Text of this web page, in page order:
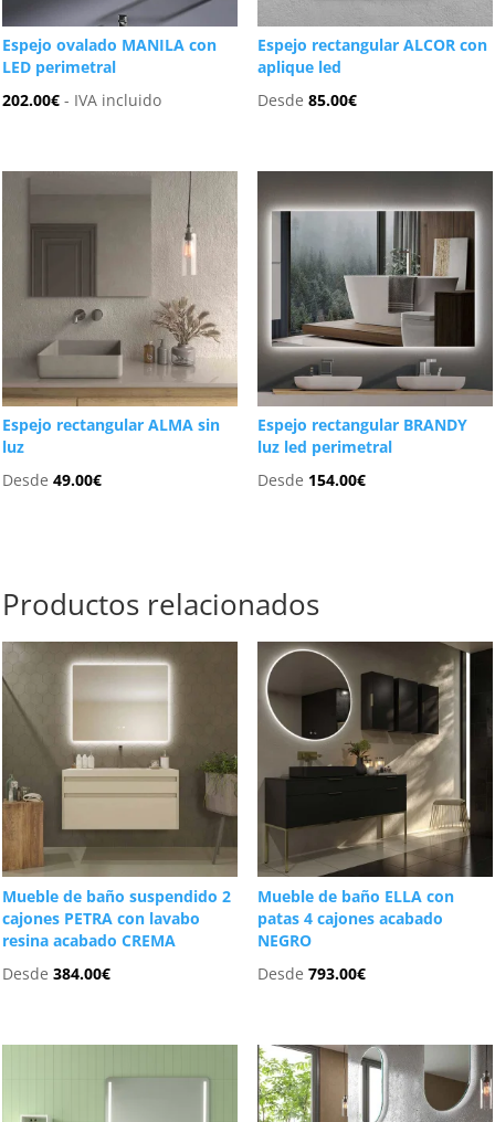
Espejo ovalado MANILA con
LED perimetral
202.00€ - IVA incluido
Espejo rectangular ALCOR con
aplique led
Desde 85.00€
Espejo rectangular ALMA sin
luz
Desde49.00€
Espejo rectangular BRANDY
luz led perimetral
Desde 154.00€
Productos relacionados
Mueble de baño suspendido 2
cajones PETRA con lavabo
resina acabado CREMA
Desde384.00€
Mueble de baño ELLA con
patas 4 cajones acabado
NEGRO
Desde 793.00€